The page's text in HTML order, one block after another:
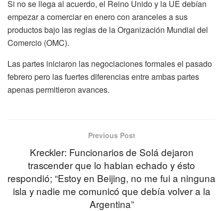
Si no se llega al acuerdo, el Reino Unido y la UE debían
empezar a comerciar en enero con aranceles a sus
productos bajo las reglas de la Organización Mundial del
Comercio (OMC).
Las partes iniciaron las negociaciones formales el pasado
febrero pero las fuertes diferencias entre ambas partes
apenas permitieron avances.
Previous Post
Kreckler: Funcionarios de Solá dejaron
trascender que lo habian echado y ésto
respondió; “Estoy en Beijing, no me fui a ninguna
isla y nadie me comunicó que debía volver a la
Argentina”